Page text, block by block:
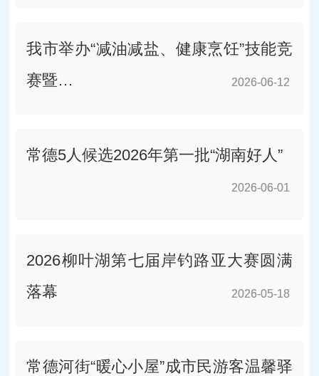
2026-06-12
我市举办“减油减盐、健康烹饪”技能竞
赛暨…
2026-06-12
2026-06-01
常德5人候选2026年第一批“湖南好人”
2026-06-01
2026-05-18
2026柳叶湖第七届岸钓路亚大赛圆满
落幕
2026-05-18
常德河街“暖心小屋”成市民游客温馨驿